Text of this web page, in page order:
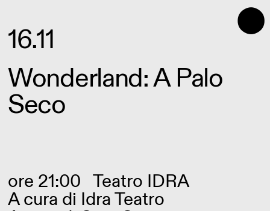
⬤
16.11
Wonderland: A Palo
Seco
ore 21:00 Teatro IDRA
A cura di Idra Teatro